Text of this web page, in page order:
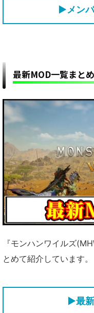
▶メン
最新MOD一覧まとめ
『モンハンワイルズ
とめて紹介しています。
▶最